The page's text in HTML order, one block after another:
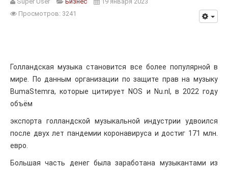
Просмотров: 3241
Голландская музыка становится все более популярной в
мире. По данным организации по защите прав на музыку
BumaStemra, которые цитирует NOS и Nu.nl, в 2022 году
объём
экспорта голландской музыкальной индустрии удвоился
после двух лет пандемии коронавируса и достиг 171 млн.
евро.
Большая часть денег была заработана музыкантами из